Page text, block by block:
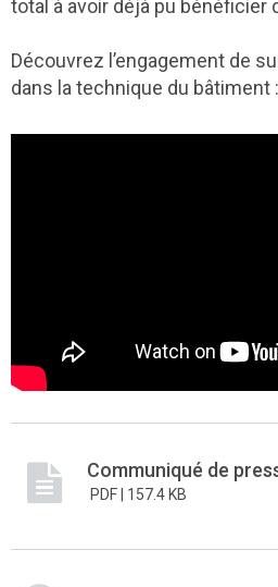
total à avoir déjà pu bénéficier
Découvrez l’engagement de
dans la technique du bâtiment :
Communiqué de
PDF | 157.4 KB